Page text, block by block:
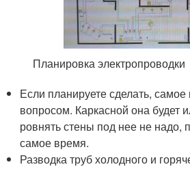
Планировка электропроводки
Если планируете сделать,
вопросом. Каркасной она будет
ровнять стены под нее не надо,
самое время.
Разводка труб холодного и